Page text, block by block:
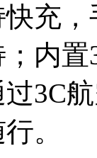
充
内
3C
。